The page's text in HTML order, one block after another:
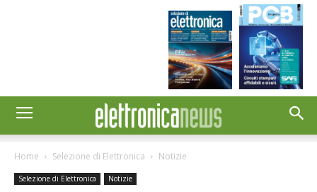
Home Selezione di Elettronica Notizie
Selezione di Elettronica Notizie